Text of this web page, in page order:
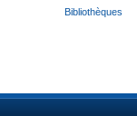
Bibliothèques